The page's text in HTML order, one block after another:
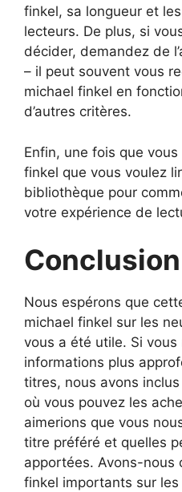
finkel, sa longueur et
lecteurs. De plus, si
décider, demandez de
– il peut souvent vous
michael finkel en
d’autres critères.
Enfin, une fois que
finkel que vous voulez
bibliothèque pour
votre expérience de
Conclusion
Nous espérons que
michael finkel sur les
vous a été utile. Si vous
informations plus
titres, nous avons
où vous pouvez les
aimerions que vous
titre préféré et quelles
apportées. Avons-nous
finkel importants sur les